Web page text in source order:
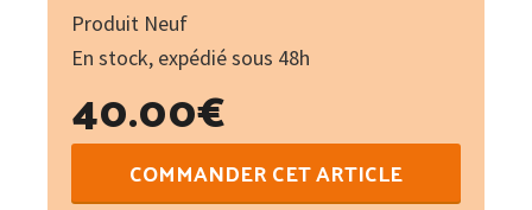
Produit Neuf
En stock, expédié sous 48h
40.00€
de
COMMANDER CET ARTICLE